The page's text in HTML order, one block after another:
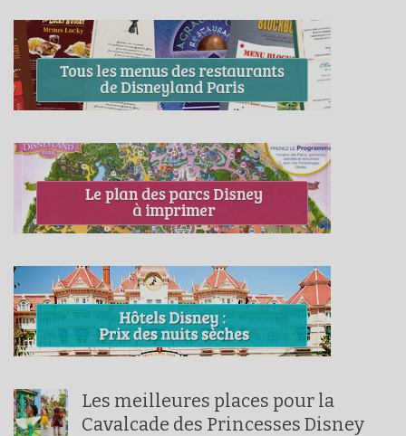
Les meilleures places pour la
Cavalcade des Princesses Disney